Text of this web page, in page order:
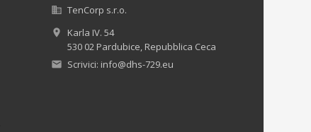
 TenCorp s.r.o.

Karla IV. 54
530 02 Pardubice, Repubblica Ceca
 Scrivici: info@dhs-729.eu